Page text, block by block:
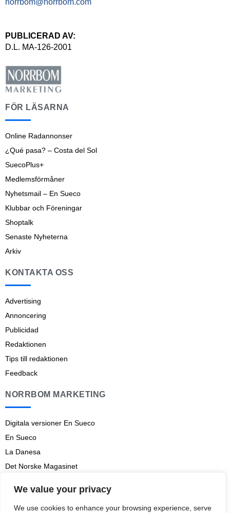
We value your privacy
We use cookies to enhance your browsing experience, serve
PUBLICERAD AV:
D.L. MA-126-2001
FÖR LÄSARNA
Online Radannonser
¿Qué pasa? – Costa del Sol
SuecoPlus+
Medlemsförmåner
Nyhetsmail – En Sueco
Klubbar och Föreningar
Shoptalk
Senaste Nyheterna
Arkiv
KONTAKTA OSS
Advertising
Annoncering
Publicidad
Redaktionen
Tips till redaktionen
Feedback
NORRBOM MARKETING
Digitala versioner En Sueco
En Sueco
La Danesa
Det Norske Magasinet
Aviso legal
Prenumerationsvillkor